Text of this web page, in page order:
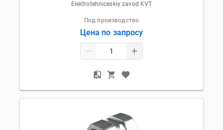
Elektrotehniceskiy zavod KVT
Под производство
Цена по запросу